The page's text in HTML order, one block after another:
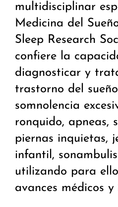
multidisciplinar
Medicina del
Sleep Research
confiere la
diagnosticar y
trastorno del
somnolencia
ronquido, apneas,
piernas inquietas,
infantil,
utilizando para
avances médicos y